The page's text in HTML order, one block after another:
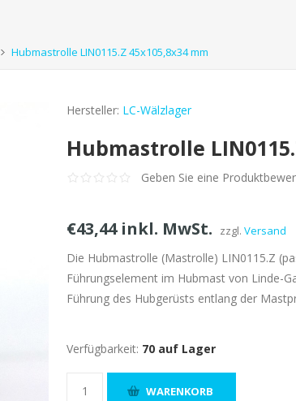
Hubmastrolle LIN0115.Z 45x105,8x34 mm
Hersteller: LC-Wälzlager
Hubmastrolle
Geben Sie eine
€43,44 inkl. MwSt. zzgl.Versand
Die Hubmastrolle (Mastrolle) LIN0115.Z
Führungselement im Hubmast von Linde-
Führung des Hubgerüsts entlang der
Verfügbarkeit: 70 auf Lager